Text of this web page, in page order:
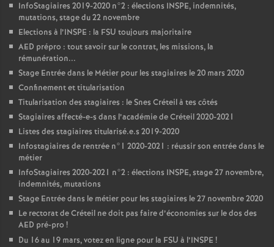
InfoStagiaires 2019-2020 n°2 : élections INSPE, indemnités,
mutations, stage du 22 novembre
Elections à l’INSPE : la FSU toujours majoritaire
AED prépro : tout savoir sur le contrat, les missions, la
rémunération...
Stage Entrée dans le Métier pour les stagiaires le 20 mars 2020
Confinement et titularisation
Titularisation des stagiaires : le Snes Créteil à tes côtés
Stagiaires affecté-e-s dans l’académie de Créteil 2020-2021
Listes des stagiaires titularisé.e.s 2019-2020
Infostagiaires de rentrée n°1 2020-2021 : réussir son entrée dans le
métier
InfoStagiaires 2020-2021 n°2 : élections INSPE, stage 27 novembre,
indemnités, mutations
Stage Entrée dans le métier pour les stagiaires le 27 novembre 2020
Le rectorat de Créteil ne doit pas faire d’économies sur le dos des
AED pré-pro !
Du 16 au 19 mars, votez en ligne pour la FSU à l’INSPE !